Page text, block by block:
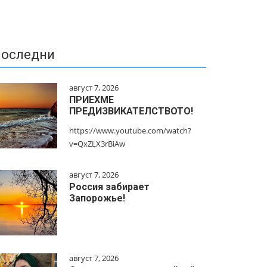
август 7, 2026
ПРИЕХМЕ
ПРЕДИЗВИКАТЕЛСТВОТО!
https://www.youtube.com/watch?
v=QxZLX3rBiAw
август 7, 2026
Россия забирает
Запорожье!
август 7, 2026